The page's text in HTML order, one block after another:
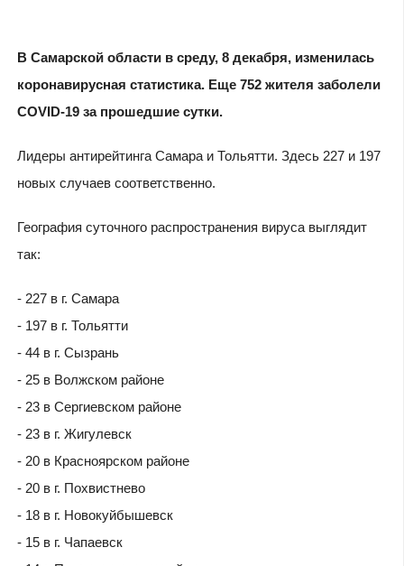
В Самарской области в среду, 8 декабря, изменилась
коронавирусная статистика. Еще 752 жителя заболели
COVID-19 за прошедшие сутки.
Лидеры антирейтинга Самара и Тольятти. Здесь 227 и 197
новых случаев соответственно.
География суточного распространения вируса выглядит
так:
- 227 в г. Самара
- 197 в г. Тольятти
- 44 в г. Сызрань
- 25 в Волжском районе
- 23 в Сергиевском районе
- 23 в г. Жигулевск
- 20 в Красноярском районе
- 20 в г. Похвистнево
- 18 в г. Новокуйбышевск
- 15 в г. Чапаевск